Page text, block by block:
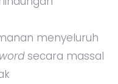
menyeluruh
secara massal